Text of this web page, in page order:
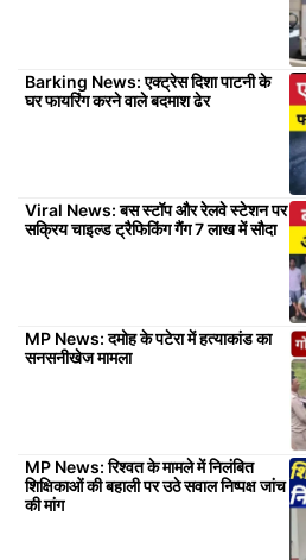
Barking News: एक्ट्रेस दिशा पाटनी के
घर फायरिंग करने वाले बदमाश ढेर
Viral News: बस स्टॉप और रेलवे स्टेशन पर
सक्रिय चाइल्ड ट्रैफिकिंग गैंग 7 लाख में सौदा
MP News: दमोह के पटेरा में हत्याकांड का
सनसनीखेज मामला
MP News: रिश्वत के मामले में निलंबित
शिक्षिकाओं की बहाली पर उठे सवाल निष्पक्ष जांच
की मांग